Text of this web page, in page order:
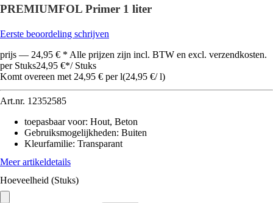
PREMIUMFOL Primer 1 liter
Eerste beoordeling schrijven
prijs — 24,95 € * Alle prijzen zijn incl. BTW en excl. verzendkosten.
per Stuks24,95 €*/ Stuks
Komt overeen met 24,95 € per l(24,95 €/ l)
Art.nr. 12352585
toepasbaar voor: Hout, Beton
Gebruiksmogelijkheden: Buiten
Kleurfamilie: Transparant
Meer artikeldetails
Hoeveelheid (Stuks)